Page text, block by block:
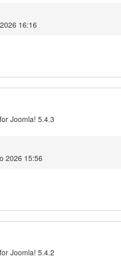
16:16
Joomla! 5.4.3
2026 15:56
Joomla! 5.4.2